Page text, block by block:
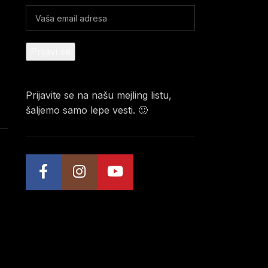
Prijavite se na našu mejling listu,
šaljemo samo lepe vesti. 🙂